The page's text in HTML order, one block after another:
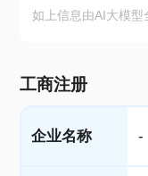
如上信息由AI大模
工商注册
企业名称 -